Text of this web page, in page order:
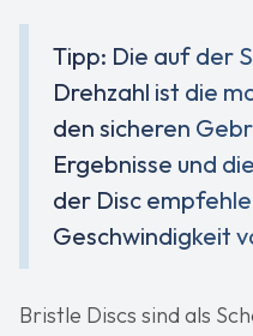
Tipp: Die auf der
Drehzahl ist die
den sicheren
Ergebnisse und
der Disc
Geschwindigkeit
Bristle Discs sind als